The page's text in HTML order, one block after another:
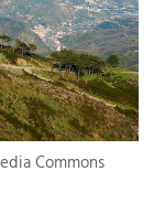
Commons